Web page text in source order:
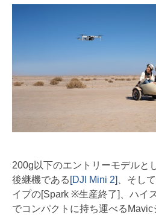
200g以下のエントリーモデルと
後継機である [DJI Mini 2]
、そし
イプの[Spark ※生産終了]、ハイ
でコンパクトに持ち運べる